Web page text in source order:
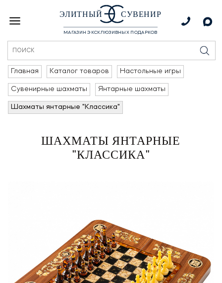
ЭЛИТНЫЙ СУВЕНИР
МАГАЗИН ЭКСКЛЮЗИВНЫХ ПОДАРКОВ
Главная Каталог товаров Настольные игры
Сувенирные шахматы Янтарные шахматы
Шахматы янтарные "Классика"
ШАХМАТЫ ЯНТАРНЫЕ
"КЛАССИКА"